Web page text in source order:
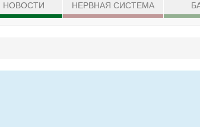
НОВОСТИ НЕРВНАЯ СИСТЕМА